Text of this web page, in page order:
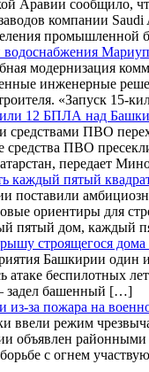
Аравии сообщило,
компании
модернизация
инженерные
«Запуск
12 БПЛА над
средствами ПВО
ПВО
передает
каждый пятый
поставили
ориентиры для
пятый дом,
строящегося
Башкирии
атаке беспилотных
задел башенный […]
за пожара на
ввели режим
районными
с огнем